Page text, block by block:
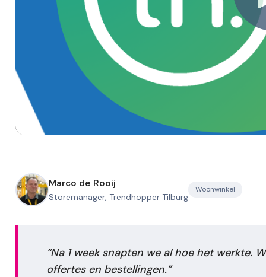
Marco de Rooij
Storemanager, Trendhopper Tilburg
Woonwinkel
Na 1 week snapten we al hoe het werkte.
offertes en bestellingen.